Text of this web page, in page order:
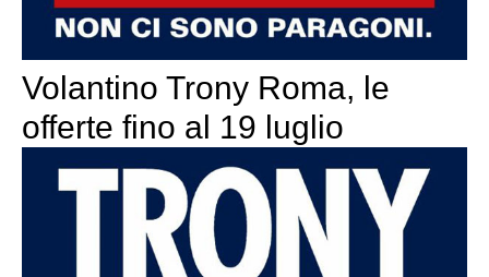
Volantino Trony Roma, le
offerte fino al 19 luglio